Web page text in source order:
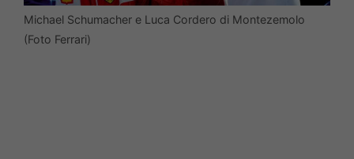
Michael Schumacher e Luca Cordero di Montezemolo
(Foto Ferrari)